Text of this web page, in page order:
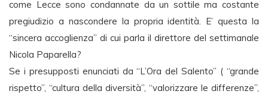
come Lecce sono condannate da un sottile ma costante
pregiudizio a nascondere la propria identità. E’ questa la
“sincera accoglienza” di cui parla il direttore del settimanale
Nicola Paparella?
Se i presupposti enunciati da “L’Ora del Salento” ( “grande
rispetto”, “cultura della diversità”, “valorizzare le differenze”,